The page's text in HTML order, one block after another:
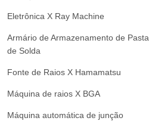
Eletrônica X Ray Machine
Armário de Armazenamento de Pasta
de Solda
Fonte de Raios X Hamamatsu
Máquina de raios X BGA
Máquina automática de junção